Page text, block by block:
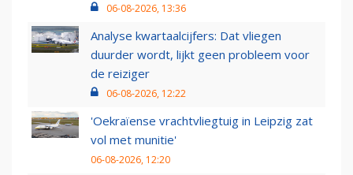
06-08-2026, 13:36
Analyse kwartaalcijfers: Dat vliegen
duurder wordt, lijkt geen probleem voor
de reiziger
06-08-2026, 12:22
'Oekraïense vrachtvliegtuig in Leipzig zat
vol met munitie'
06-08-2026, 12:20